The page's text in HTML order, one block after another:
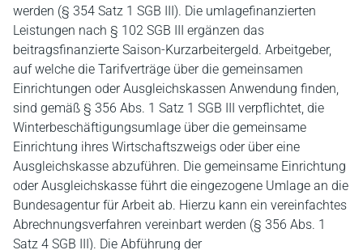
werden (§ 354 Satz 1 SGB III). Die umlagefinanzierten
Leistungen nach § 102 SGB III ergänzen das
beitragsfinanzierte Saison-Kurzarbeitergeld. Arbeitgeber,
auf welche die Tarifverträge über die gemeinsamen
Einrichtungen oder Ausgleichskassen Anwendung finden,
sind gemäß § 356 Abs. 1 Satz 1 SGB III verpflichtet, die
Winterbeschäftigungsumlage über die gemeinsame
Einrichtung ihres Wirtschaftszweigs oder über eine
Ausgleichskasse abzuführen. Die gemeinsame Einrichtung
oder Ausgleichskasse führt die eingezogene Umlage an die
Bundesagentur für Arbeit ab. Hierzu kann ein vereinfachtes
Abrechnungsverfahren vereinbart werden (§ 356 Abs. 1
Satz 4 SGB III). Die Abführung der